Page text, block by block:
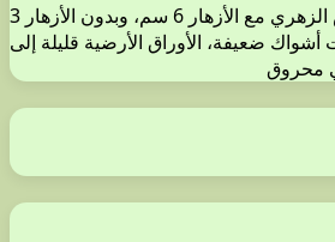
نبات بلون أخضر زاهي، مغطى بنسيج عنكبوتي قليل الكثافة، قليل الأشواك، يصل ارتفاعه حتى 130-150 سم، يتفرع بدءاً من ارتفاع 10-30 سم فوق الأرض، قطر الرأس الزهري مع الأزهار 6 سم، وبدون الأزهار 3
ضعيفة، الأوراق الأرضية قليلة إلى